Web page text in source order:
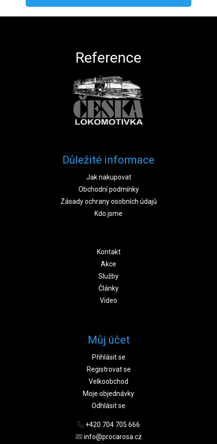
Reference
Důležité informace
Jak nakupovat
Obchodní podmínky
Zásady ochrany osobních údajů
Kdo jsme
Kontakt
Akce
Služby
Články
Video
Můj účet
Přihlásit se
Registrovat se
Velkoobchod
Moje objednávky
Odhlásit se
+420 704 705 666
info@procarosa.cz